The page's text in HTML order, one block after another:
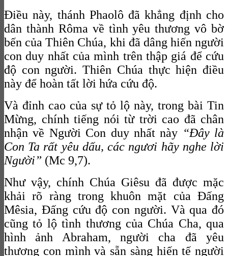
Điều này, thánh Phaolô đã khẳng định cho
dân thành Rôma về tình yêu thương vô bờ
bến của Thiên Chúa, khi đã dâng hiến người
con duy nhất của mình trên thập giá để cứu
độ con người. Thiên Chúa thực hiện điều
này để hoàn tất lời hứa cứu độ.
Và đỉnh cao của sự tỏ lộ này, trong bài Tin
Mừng, chính tiếng nói từ trời cao đã chân
nhận về Người Con duy nhất này “Đây là
Con Ta rất yêu dấu, các ngươi hãy nghe lời
Người” (Mc 9,7).
Như vậy, chính Chúa Giêsu đã được mặc
khải rõ ràng trong khuôn mặt của Đấng
Mêsia, Đấng cứu độ con người. Và qua đó
cũng tỏ lộ tình thương của Chúa Cha, qua
hình ảnh Abraham, người cha đã yêu
thương con mình và sẵn sàng hiến tế người